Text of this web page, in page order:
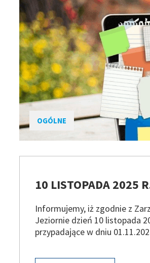
Show
OGÓLNE
10 LISTOPADA 2025
Informujemy, iż zgodnie z
Jeziornie dzień 10 listopada
przypadające w dniu